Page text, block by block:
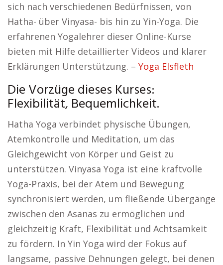
sich nach verschiedenen Bedürfnissen, von
Hatha- über Vinyasa- bis hin zu Yin-Yoga. Die
erfahrenen Yogalehrer dieser Online-Kurse
bieten mit Hilfe detaillierter Videos und klarer
Erklärungen Unterstützung. – Yoga Elsfleth
Die Vorzüge dieses Kurses:
Flexibilität, Bequemlichkeit.
Hatha Yoga verbindet physische Übungen,
Atemkontrolle und Meditation, um das
Gleichgewicht von Körper und Geist zu
unterstützen. Vinyasa Yoga ist eine kraftvolle
Yoga-Praxis, bei der Atem und Bewegung
synchronisiert werden, um fließende Übergänge
zwischen den Asanas zu ermöglichen und
gleichzeitig Kraft, Flexibilität und Achtsamkeit
zu fördern. In Yin Yoga wird der Fokus auf
langsame, passive Dehnungen gelegt, bei denen